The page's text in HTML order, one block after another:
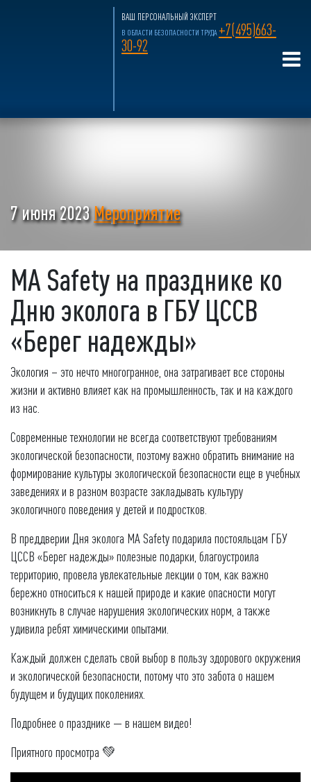
ВАШ ПЕРСОНАЛЬНЫЙ ЭКСПЕРТ
В ОБЛАСТИ БЕЗОПАСНОСТИ ТРУДА +7(495)663-
30-92
7 июня 2023Мероприятие
MA Safety на празднике ко
Дню эколога в ГБУ ЦССВ
«Берег надежды»
Экология – это нечто многогранное, она затрагивает все стороны
жизни и активно влияет как на промышленность, так и на каждого
из нас.
Современные технологии не всегда соответствуют требованиям
экологической безопасности, поэтому важно обратить внимание на
формирование культуры экологической безопасности еще в учебных
заведениях и в разном возрасте закладывать культуру
экологичного поведения у детей и подростков.
В преддверии Дня эколога MA Safety подарила постояльцам ГБУ
ЦССВ «Берег надежды» полезные подарки, благоустроила
территорию, провела увлекательные лекции о том, как важно
бережно относиться к нашей природе и какие опасности могут
возникнуть в случае нарушения экологических норм, а также
удивила ребят химическими опытами.
Каждый должен сделать свой выбор в пользу здорового окружения
и экологической безопасности, потому что это забота о нашем
будущем и будущих поколениях.
Подробнее о празднике — в нашем видео!
Приятного просмотра 💚